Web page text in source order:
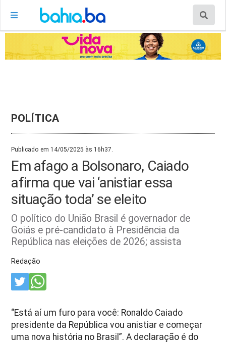
POLÍTICA
Publicado em 14/05/2025 às 16h37.
Em afago a Bolsonaro, Caiado
afirma que vai ‘anistiar essa
situação toda’ se eleito
O político do União Brasil é governador de
Goiás e pré-candidato à Presidência da
República nas eleições de 2026; assista
Redação
“Está aí um furo para você: Ronaldo Caiado
presidente da República vou anistiar e começar
uma nova história no Brasil”. A declaração é do